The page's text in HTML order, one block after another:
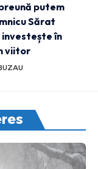
putem
Sărat
investește în
viitor